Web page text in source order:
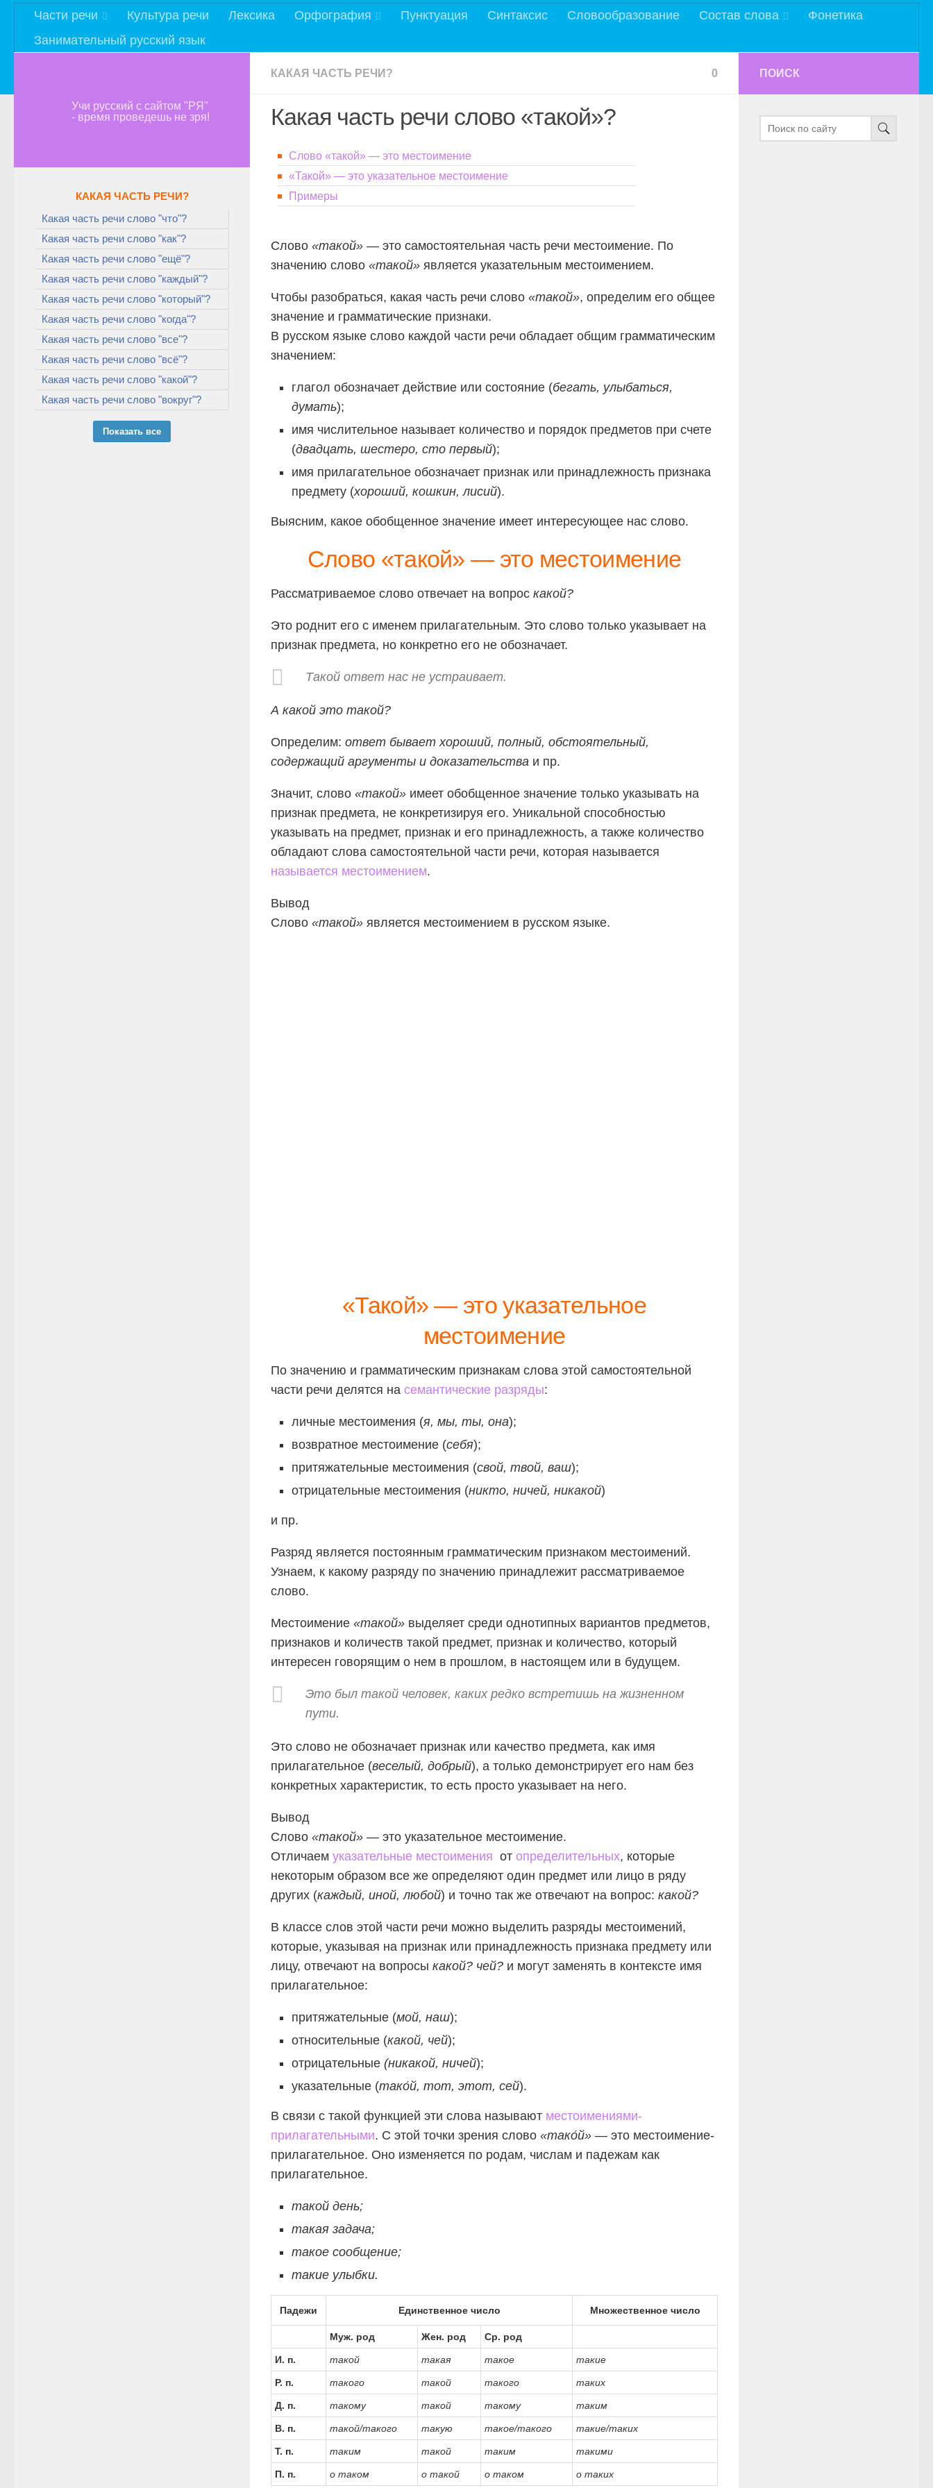
Части речи Культура речи Лексика Орфография Пунктуация Синтаксис Словообразование Состав слова
Фонетика
Занимательный русский язык
КАКАЯ ЧАСТЬ РЕЧИ? 0
Какая часть речи слово «такой»?
Слово «такой» — это местоимение
«Такой» — это указательное местоимение
Примеры
Слово «такой» — это самостоятельная часть речи местоимение. По
значению слово «такой» является указательным местоимением.
Чтобы разобраться, какая часть речи слово «такой», определим его общее
значение и грамматические признаки.
В русском языке слово каждой части речи обладает общим грамматическим
значением:
глагол обозначает действие или состояние (бегать, улыбаться,
думать);
имя числительное называет количество и порядок предметов при счете
(двадцать, шестеро, сто первый);
имя прилагательное обозначает признак или принадлежность признака
предмету (хороший, кошкин, лисий).
Выясним, какое обобщенное значение имеет интересующее нас слово.
Слово «такой» — это местоимение
Рассматриваемое слово отвечает на вопрос какой?
Это роднит его с именем прилагательным. Это слово только указывает на
признак предмета, но конкретно его не обозначает.
Такой ответ нас не устраивает.
А какой это такой?
Определим: ответ бывает хороший, полный, обстоятельный,
содержащий аргументы и доказательства и пр.
Значит, слово «такой» имеет обобщенное значение только указывать на
признак предмета, не конкретизируя его. Уникальной способностью
указывать на предмет, признак и его принадлежность, а также количество
обладают слова самостоятельной части речи, которая называется
называется местоимением.
Вывод
Слово «такой» является местоимением в русском языке.
«Такой» — это указательное
местоимение
По значению и грамматическим признакам слова этой самостоятельной
части речи делятся на семантические разряды:
личные местоимения (я, мы, ты, она);
возвратное местоимение (себя);
притяжательные местоимения (свой, твой, ваш);
отрицательные местоимения (никто, ничей, никакой)
и пр.
Разряд является постоянным грамматическим признаком местоимений.
Узнаем, к какому разряду по значению принадлежит рассматриваемое
слово.
Местоимение «такой» выделяет среди однотипных вариантов предметов,
признаков и количеств такой предмет, признак и количество, который
интересен говорящим о нем в прошлом, в настоящем или в будущем.
Это был такой человек, каких редко встретишь на жизненном
пути.
Это слово не обозначает признак или качество предмета, как имя
прилагательное (веселый, добрый), а только демонстрирует его нам без
конкретных характеристик, то есть просто указывает на него.
Вывод
Слово «такой» — это указательное местоимение.
Отличаем указательные местоимения от определительных, которые
некоторым образом все же определяют один предмет или лицо в ряду
других (каждый, иной, любой) и точно так же отвечают на вопрос: какой?
В классе слов этой части речи можно выделить разряды местоимений,
которые, указывая на признак или принадлежность признака предмету или
лицу, отвечают на вопросы какой? чей? и могут заменять в контексте имя
прилагательное:
притяжательные (мой, наш);
относительные (какой, чей);
отрицательные (никакой, ничей);
указательные (тако́й, тот, этот, сей).
В связи с такой функцией эти слова называют местоимениями-
прилагательными. С этой точки зрения слово «тако́й» — это местоимение-
прилагательное. Оно изменяется по родам, числам и падежам как
прилагательное.
такой день;
такая задача;
такое сообщение;
такие улыбки.
Падежи Единственное число Множественное число
Муж. род Жен. род Ср. род
И. п. такой такая такое такие
Р. п. такого такой такого таких
Д. п. такому такой такому таким
В. п. такой/такого такую такое/такого такие/таких
Т. п. таким такой таким такими
П. п. о таком о такой о таком о таких
Учи русский с сайтом "РЯ"
- время проведешь не зря!
КАКАЯ ЧАСТЬ РЕЧИ?
Какая часть речи слово "что"?
Какая часть речи слово "как"?
Какая часть речи слово "ещё"?
Какая часть речи слово "каждый"?
Какая часть речи слово "который"?
Какая часть речи слово "когда"?
Какая часть речи слово "все"?
Какая часть речи слово "всё"?
Какая часть речи слово "какой"?
Какая часть речи слово "вокруг"?
Показать все
ПОИСК